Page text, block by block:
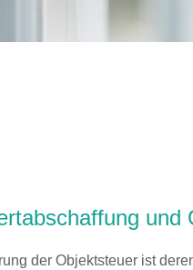
und
der Objektsteuer ist